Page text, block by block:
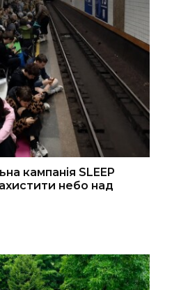
кампанія SLEEP
небо над